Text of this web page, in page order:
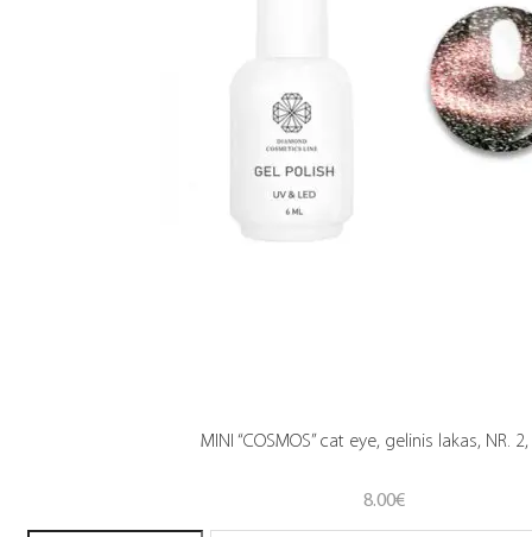
MINI “COSMOS” cat eye, gelinis lakas, NR.
8.00€